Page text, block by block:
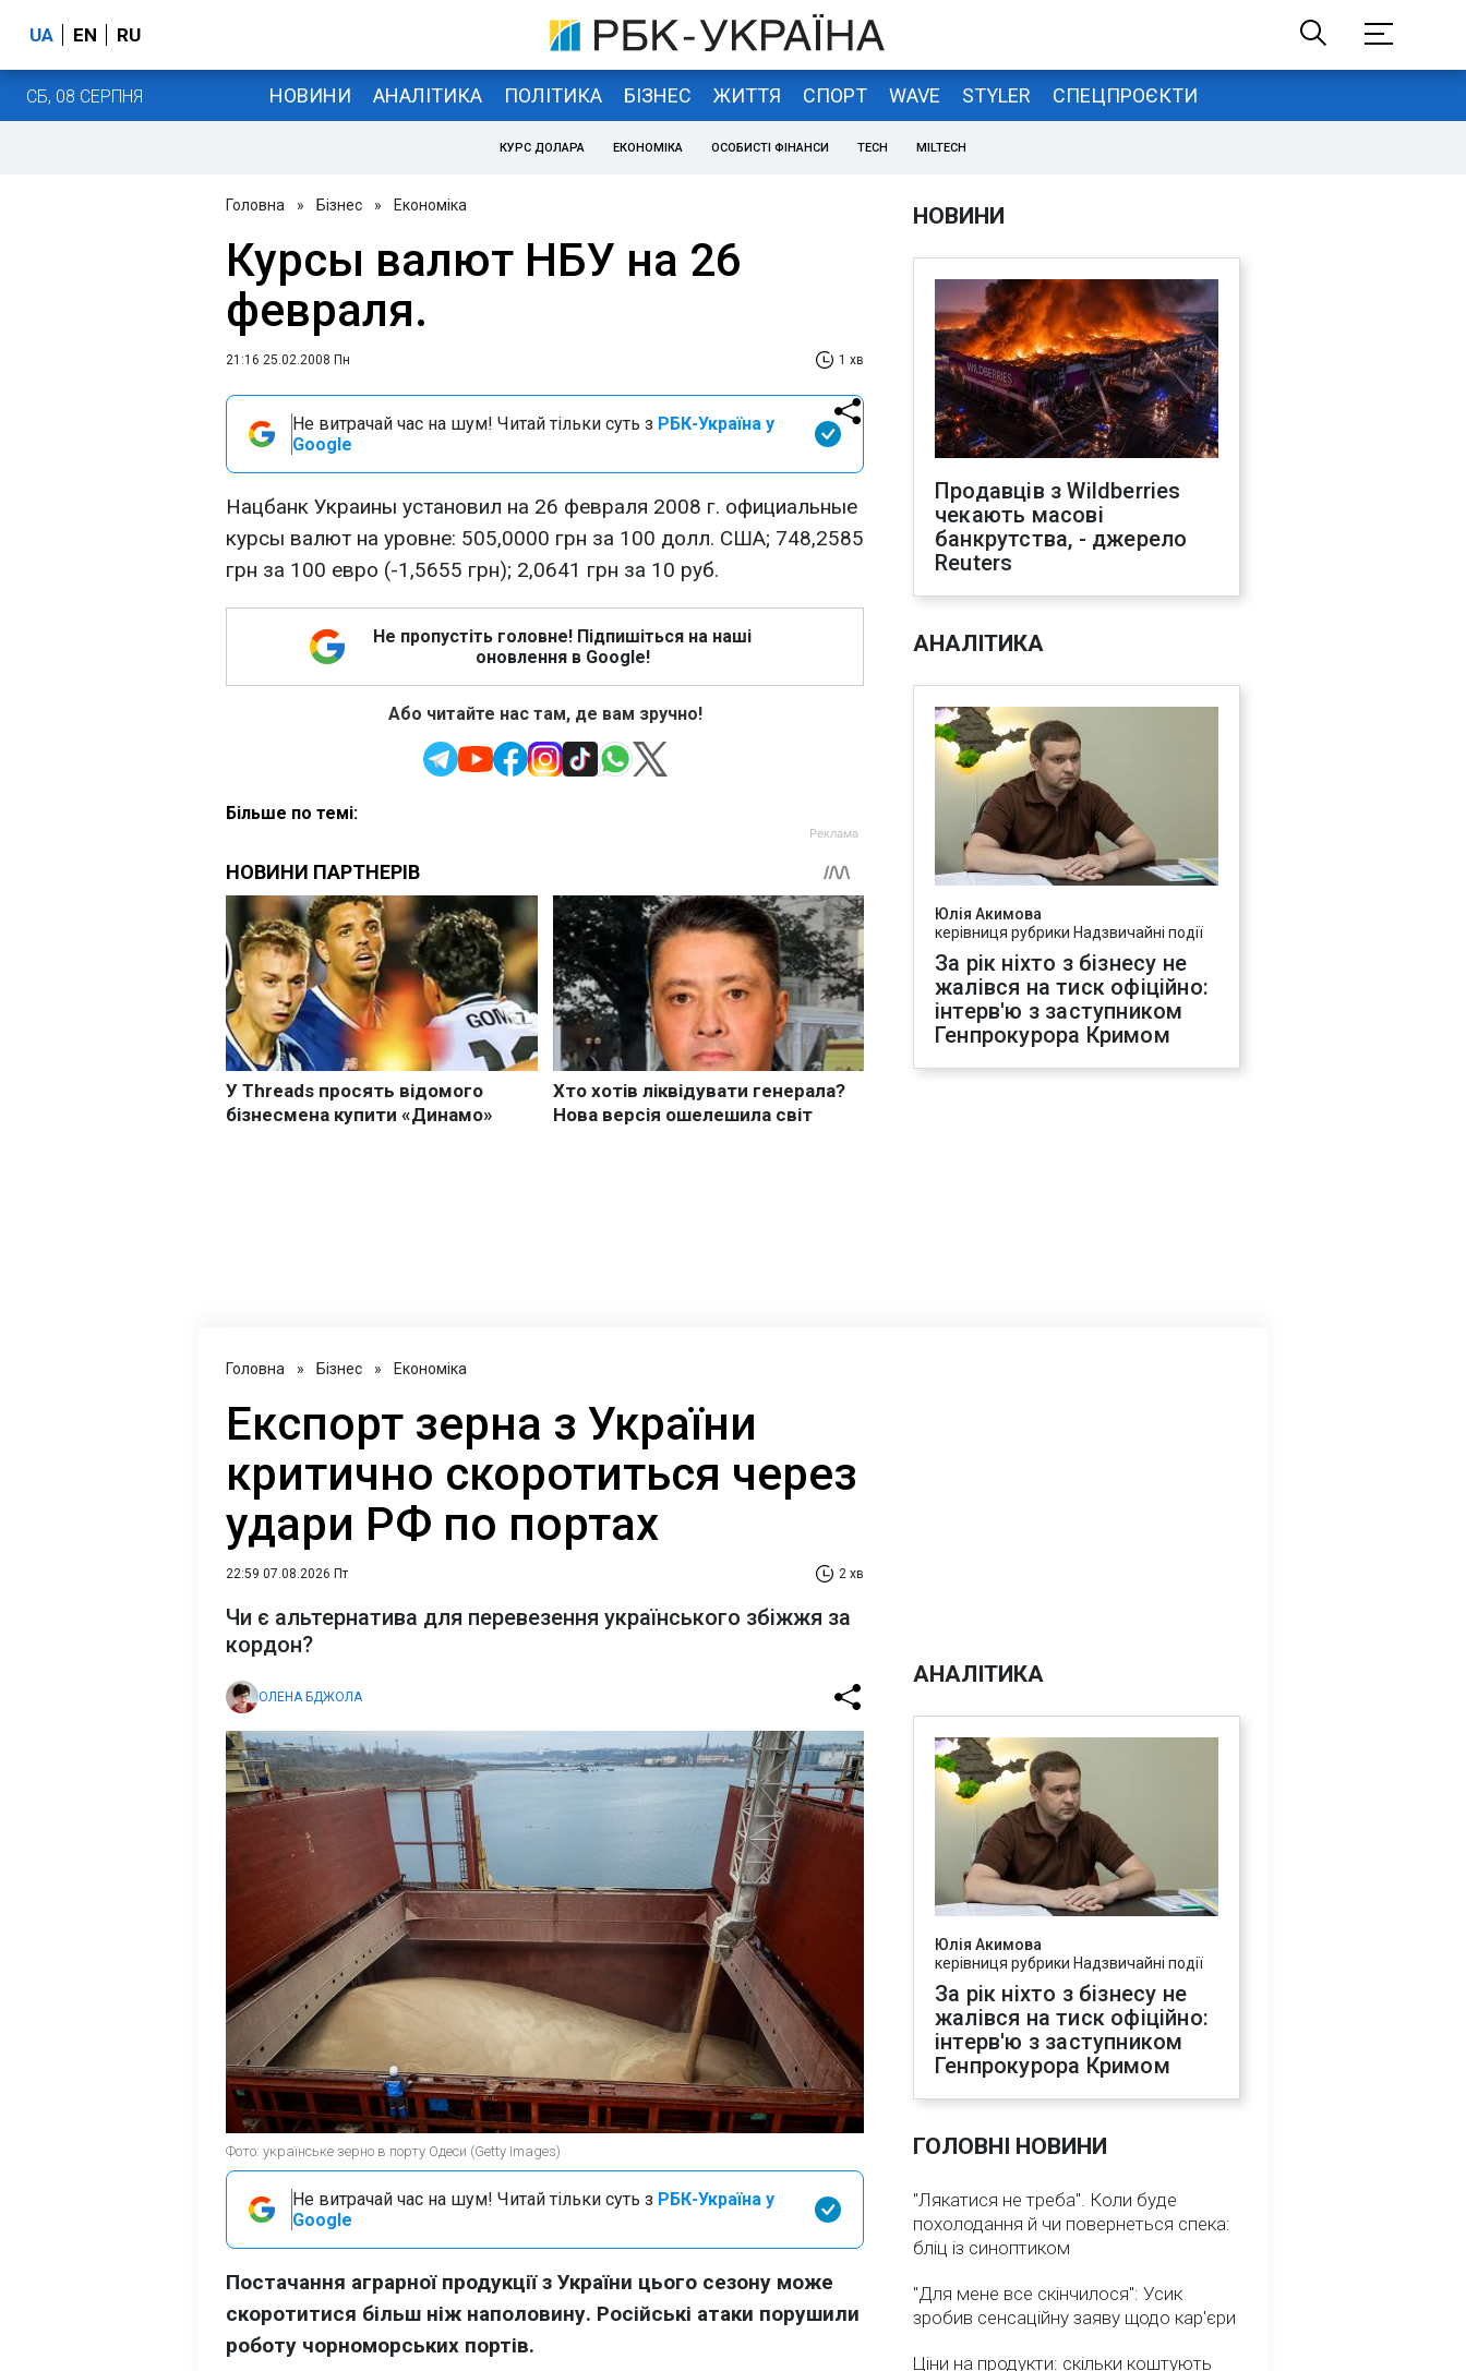
UA EN RU
СБ, 08 СЕРПНЯ НОВИНИ АНАЛІТИКА ПОЛІТИКА БІЗНЕС ЖИТТЯ СПОРТ WAVE STYLER СПЕЦПРОЄКТИ
КУРС ДОЛАРА ЕКОНОМІКА ОСОБИСТІ ФІНАНСИ TECH MILTECH
Головна » Бізнес » Економіка
Курсы валют НБУ на 26
февраля.
21:16 25.02.2008 Пн 1 хв
Не витрачай час на шум! Читай тільки суть з РБК-Україна у
Google
Нацбанк Украины установил на 26 февраля 2008 г. официальные
курсы валют на уровне: 505,0000 грн за 100 долл. США; 748,2585
грн за 100 евро (-1,5655 грн); 2,0641 грн за 10 руб.
Не пропустіть головне! Підпишіться на наші
оновлення в Google!
Або читайте нас там, де вам зручно!
Більше по темі:
НОВИНИ
Продавців з Wildberries
чекають масові
банкрутства, - джерело
Reuters
АНАЛІТИКА
Юлія Акимова
керівниця рубрики Надзвичайні події
За рік ніхто з бізнесу не
жалівся на тиск офіційно:
інтерв'ю з заступником
Генпрокурора Кримом
Головна » Бізнес » Економіка
Експорт зерна з України
критично скоротиться через
удари РФ по портах
22:59 07.08.2026 Пт 2 хв
Чи є альтернатива для перевезення українського збіжжя за
кордон?
ОЛЕНА БДЖОЛА
Фото: українське зерно в порту Одеси (Getty Images)
Не витрачай час на шум! Читай тільки суть з РБК-Україна у
Google
Постачання аграрної продукції з України цього сезону може
скоротитися більш ніж наполовину. Російські атаки порушили
роботу чорноморських портів.
АНАЛІТИКА
Юлія Акимова
керівниця рубрики Надзвичайні події
За рік ніхто з бізнесу не
жалівся на тиск офіційно:
інтерв'ю з заступником
Генпрокурора Кримом
ГОЛОВНІ НОВИНИ
"Лякатися не треба". Коли буде
похолодання й чи повернеться спека:
бліц із синоптиком
"Для мене все скінчилося": Усик
зробив сенсаційну заяву щодо кар'єри
Ціни на продукти: скільки коштують